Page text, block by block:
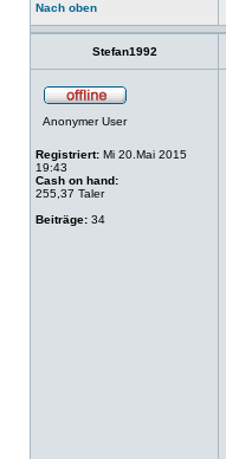
Nach oben
Stefan1992
Anonymer User
Registriert: Mi 20.Mai 2015
19:43
Cash on hand:
255,37 Taler
Beiträge: 34